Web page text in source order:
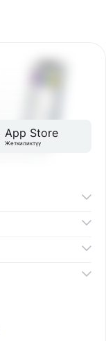
App Store
Жеткиликтүү